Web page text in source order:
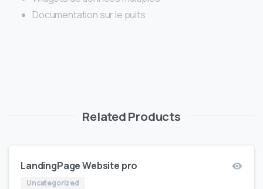
Documentation sur le puits
Related Products
LandingPage Website pro
Uncategorized